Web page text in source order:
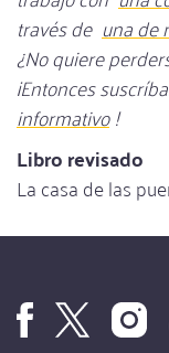
través de una de
¿No quiere
¡Entonces
informativo!
Libro revisado
La casa de las